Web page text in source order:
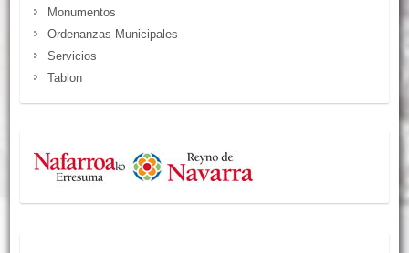
Monumentos
Ordenanzas Municipales
Servicios
Tablon